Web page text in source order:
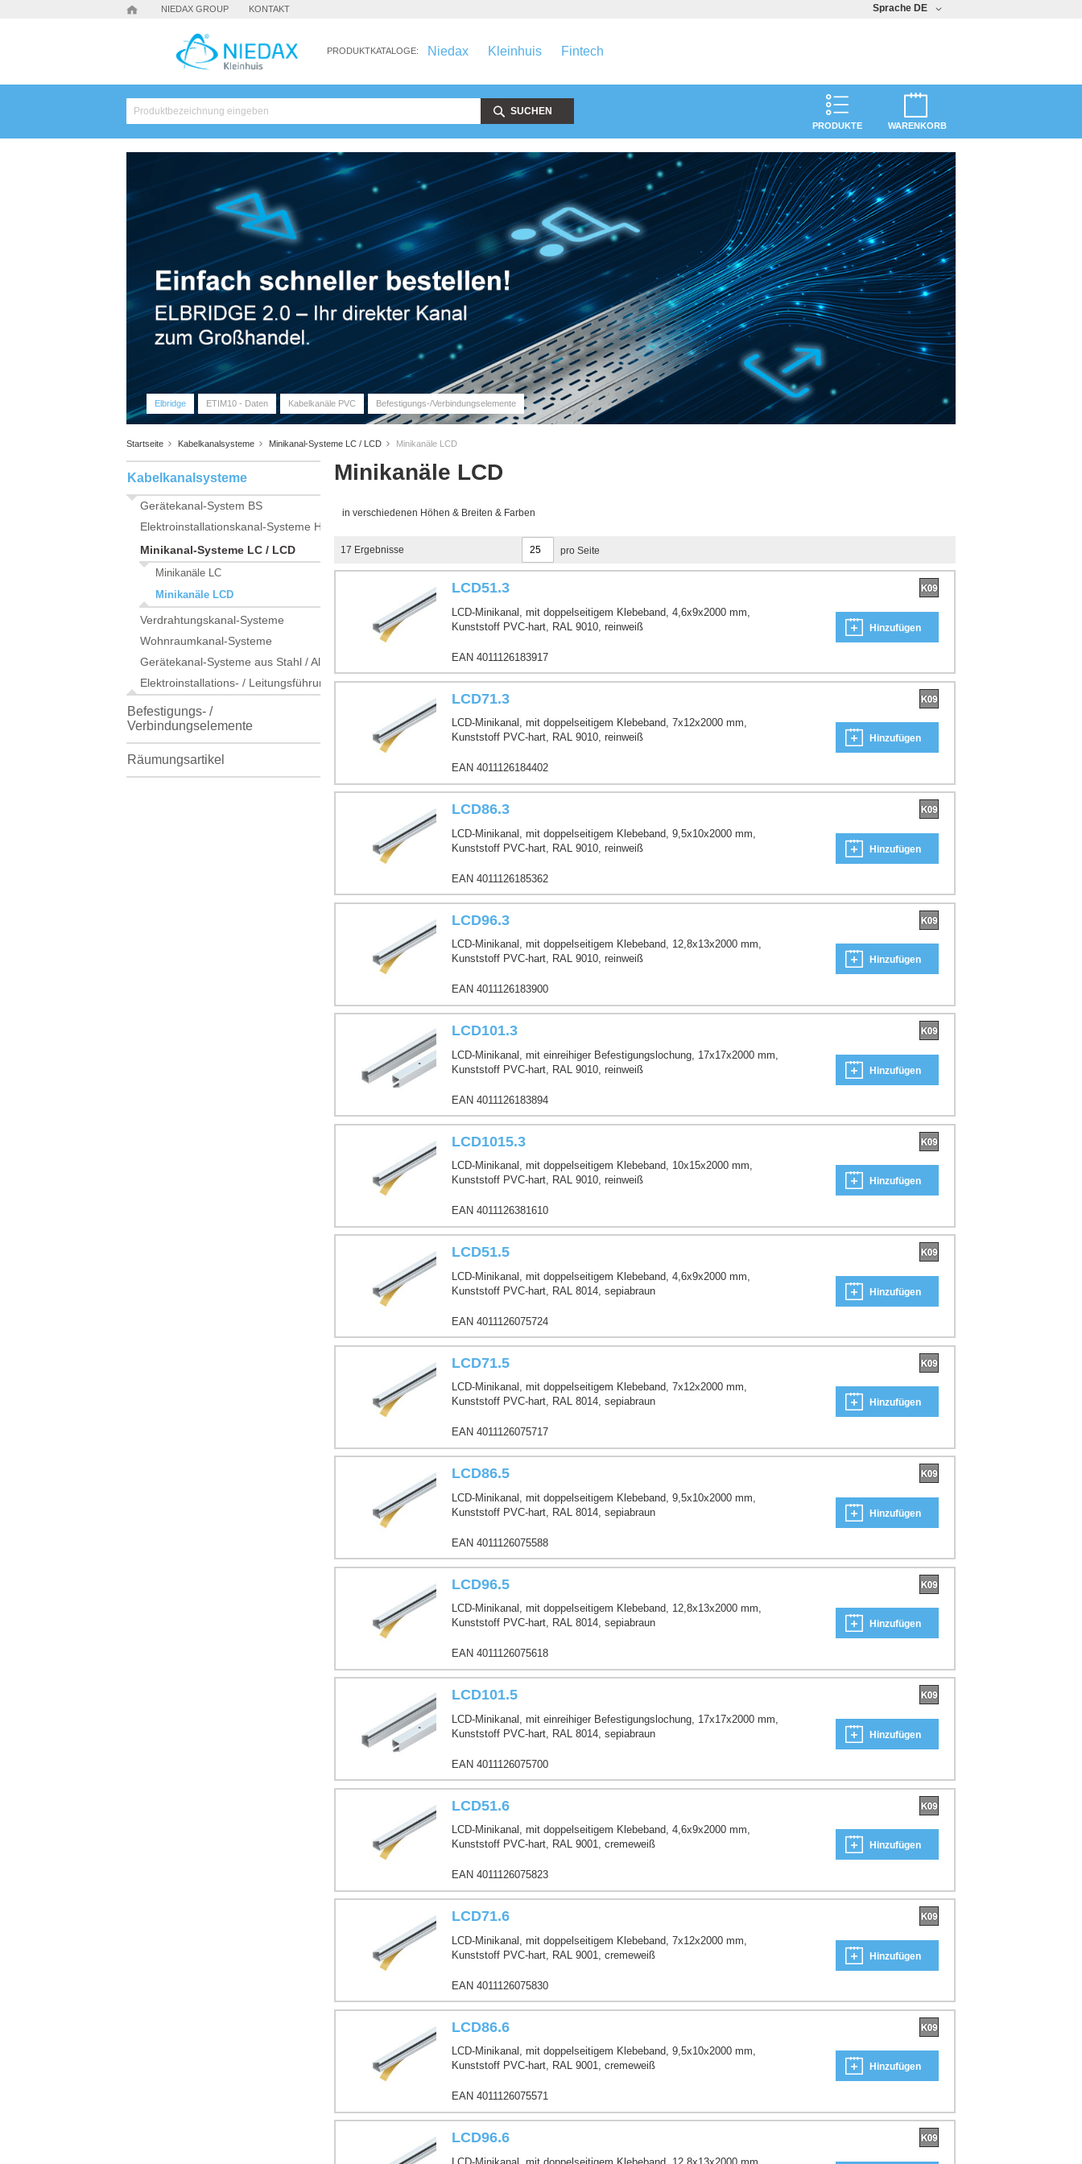
NIEDAX GROUP KONTAKT Sprache DE
PRODUKTKATALOGE: Niedax Kleinhuis Fintech
WARENKORB
PRODUKTE
SUCHEN
Elbridge ETIM10 - Daten Kabelkanäle PVC Befestigungs-/Verbindungselemente
Startseite Kabelkanalsysteme Minikanal-Systeme LC / LCD Minikanäle LCD
Minikanäle LCD
in verschiedenen Höhen & Breiten & Farben
17 Ergebnisse pro Seite
LCD51.3
LCD-Minikanal, mit doppelseitigem Klebeband, 4,6x9x2000 mm,
Kunststoff PVC-hart, RAL 9010, reinweiß
Hinzufügen
EAN 4011126183917
LCD71.3
LCD-Minikanal, mit doppelseitigem Klebeband, 7x12x2000 mm,
Kunststoff PVC-hart, RAL 9010, reinweiß
Hinzufügen
EAN 4011126184402
LCD86.3
LCD-Minikanal, mit doppelseitigem Klebeband, 9,5x10x2000 mm,
Kunststoff PVC-hart, RAL 9010, reinweiß
Hinzufügen
EAN 4011126185362
LCD96.3
LCD-Minikanal, mit doppelseitigem Klebeband, 12,8x13x2000 mm,
Kunststoff PVC-hart, RAL 9010, reinweiß
Hinzufügen
EAN 4011126183900
LCD101.3
LCD-Minikanal, mit einreihiger Befestigungslochung, 17x17x2000 mm,
Kunststoff PVC-hart, RAL 9010, reinweiß
Hinzufügen
EAN 4011126183894
LCD1015.3
LCD-Minikanal, mit doppelseitigem Klebeband, 10x15x2000 mm,
Kunststoff PVC-hart, RAL 9010, reinweiß
Hinzufügen
EAN 4011126381610
LCD51.5
LCD-Minikanal, mit doppelseitigem Klebeband, 4,6x9x2000 mm,
Kunststoff PVC-hart, RAL 8014, sepiabraun
Hinzufügen
EAN 4011126075724
LCD71.5
LCD-Minikanal, mit doppelseitigem Klebeband, 7x12x2000 mm,
Kunststoff PVC-hart, RAL 8014, sepiabraun
Hinzufügen
EAN 4011126075717
LCD86.5
LCD-Minikanal, mit doppelseitigem Klebeband, 9,5x10x2000 mm,
Kunststoff PVC-hart, RAL 8014, sepiabraun
Hinzufügen
EAN 4011126075588
LCD96.5
LCD-Minikanal, mit doppelseitigem Klebeband, 12,8x13x2000 mm,
Kunststoff PVC-hart, RAL 8014, sepiabraun
Hinzufügen
EAN 4011126075618
LCD101.5
LCD-Minikanal, mit einreihiger Befestigungslochung, 17x17x2000 mm,
Kunststoff PVC-hart, RAL 8014, sepiabraun
Hinzufügen
EAN 4011126075700
LCD51.6
LCD-Minikanal, mit doppelseitigem Klebeband, 4,6x9x2000 mm,
Kunststoff PVC-hart, RAL 9001, cremeweiß
Hinzufügen
EAN 4011126075823
LCD71.6
LCD-Minikanal, mit doppelseitigem Klebeband, 7x12x2000 mm,
Kunststoff PVC-hart, RAL 9001, cremeweiß
Hinzufügen
EAN 4011126075830
LCD86.6
LCD-Minikanal, mit doppelseitigem Klebeband, 9,5x10x2000 mm,
Kunststoff PVC-hart, RAL 9001, cremeweiß
Hinzufügen
EAN 4011126075571
LCD96.6
Kabelkanalsysteme
Gerätekanal-System BS
Elektroinstallationskanal-Systeme HKL
Minikanal-Systeme LC / LCD
Minikanäle LC
Minikanäle LCD
Verdrahtungskanal-Systeme
Wohnraumkanal-Systeme
Gerätekanal-Systeme aus Stahl / Alu
Elektroinstallations- / Leitungsführungskanal-Systeme aus Stahl / Alu / GFK
Befestigungs- /
Verbindungselemente
Räumungsartikel